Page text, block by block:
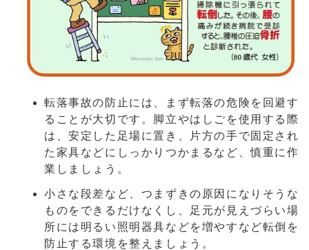
転落事故の防止には、まず転落の危険を回避す
ることが大切です。脚立やはしごを使用する際
は、安定した足場に置き、片方の手で固定され
た家具などにしっかりつかまるなど、慎重に作
業しましょう。
小さな段差など、つまずきの原因になりそうな
ものをできるだけなくし、足元が見えづらい場
所には明るい照明器具などを増やすなど転倒を
防止する環境を整えましょう。